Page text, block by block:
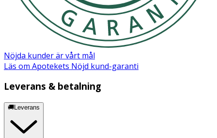
Nöjda kunder är vårt mål
Läs om Apotekets Nöjd kund-garanti
Leverans & betalning
🚚Leverans